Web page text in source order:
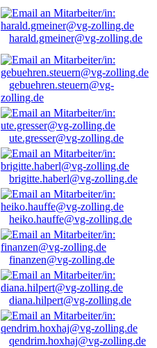
harald.gmeiner@vg-zolling.de
gebuehren.steuern@vg-
zolling.de
ute.gresser@vg-zolling.de
brigitte.haberl@vg-zolling.de
heiko.hauffe@vg-zolling.de
finanzen@vg-zolling.de
diana.hilpert@vg-zolling.de
qendrim.hoxhaj@vg-zolling.de